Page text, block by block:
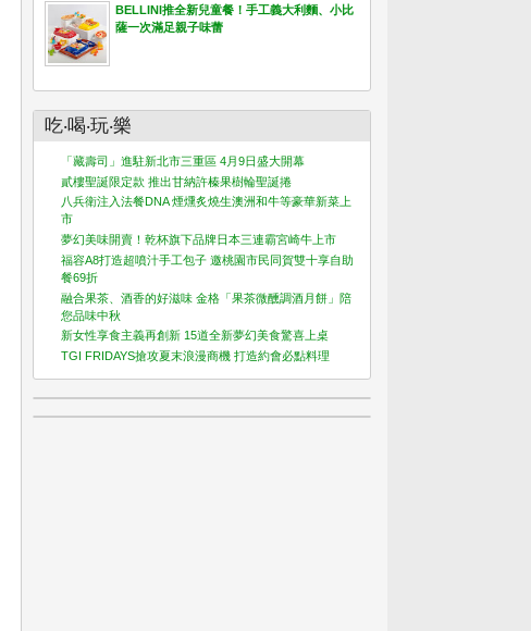
BELLINI推全新兒童餐！手工義大利麵、小比
薩一次滿足親子味蕾
吃‧喝‧玩‧樂
「藏壽司」進駐新北市三重區 4月9日盛大開幕
貳樓聖誕限定款 推出甘納許榛果樹輪聖誕捲
八兵衛注入法餐DNA 煙燻炙燒生澳洲和牛等豪華新菜上
市
夢幻美味開賣！乾杯旗下品牌日本三連霸宮崎牛上市
福容A8打造超噴汁手工包子 邀桃園市民同賀雙十享自助
餐69折
融合果茶、酒香的好滋味 金格「果茶微醺調酒月餅」陪
您品味中秋
新女性享食主義再創新 15道全新夢幻美食驚喜上桌
TGI FRIDAYS搶攻夏末浪漫商機 打造約會必點料理